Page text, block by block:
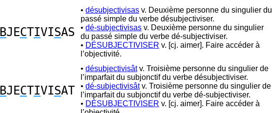
JECTIVISAS
• désubjectivisas v. Deuxième personne du singulier du
passé simple du verbe désubjectiviser.
• dé-subjectivisas v. Deuxième personne du singulier
du passé simple du verbe dé-subjectiviser.
• DÉSUBJECTIVISER v. [cj. aimer]. Faire accéder à
l’objectivité.
JECTIVISAT
• désubjectivisâtv. Troisième personne du singulier de
l’imparfait du subjonctif du verbe désubjectiviser.
• dé-subjectivisâtv. Troisième personne du singulier de
l’imparfait du subjonctif du verbe dé-subjectiviser.
• DÉSUBJECTIVISER v. [cj. aimer]. Faire accéder à